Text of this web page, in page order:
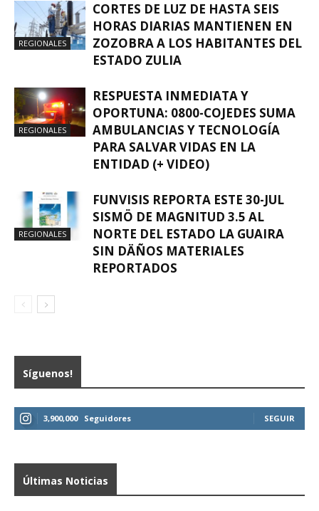
REGIONALES
CORTES DE LUZ DE HASTA SEIS
HORAS DIARIAS MANTIENEN EN
ZOZOBRA A LOS HABITANTES DEL
ESTADO ZULIA
REGIONALES
RESPUESTA INMEDIATA Y
OPORTUNA: 0800-COJEDES SUMA
AMBULANCIAS Y TECNOLOGÍA
PARA SALVAR VIDAS EN LA
ENTIDAD (+ VIDEO)
REGIONALES
FUNVISIS REPORTA ESTE 30-JUL
SISMÖ DE MAGNITUD 3.5 AL
NORTE DEL ESTADO LA GUAIRA
SIN DÄÑOS MATERIALES
REPORTADOS
Síguenos!
3,900,000 Seguidores SEGUIR
Últimas Noticias